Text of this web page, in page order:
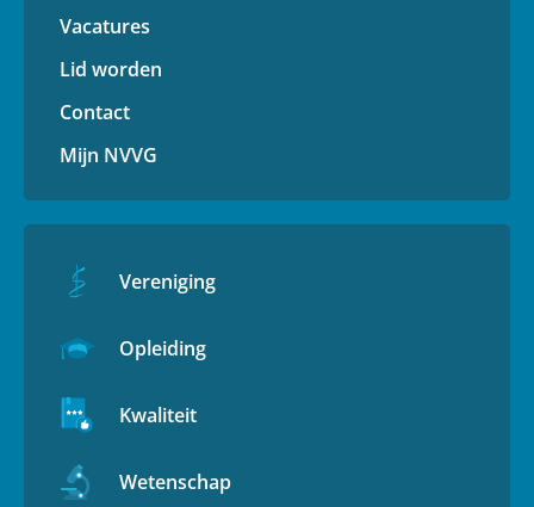
Vacatures
Lid worden
Contact
Mijn NVVG
Vereniging
Opleiding
Kwaliteit
Wetenschap